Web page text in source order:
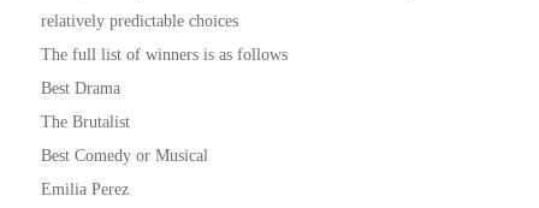
relatively predictable choices
The full list of winners is as follows
Best Drama
The Brutalist
Best Comedy or Musical
Emilia Perez